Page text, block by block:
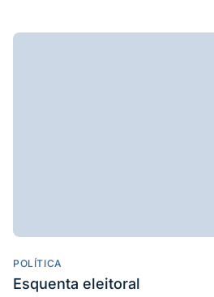
POLÍTICA
Esquenta eleitoral